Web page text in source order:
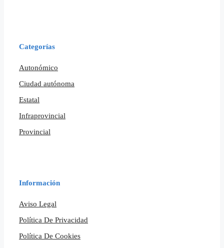
Categorías
Autonómico
Ciudad autónoma
Estatal
Infraprovincial
Provincial
Información
Aviso Legal
Política De Privacidad
Política De Cookies